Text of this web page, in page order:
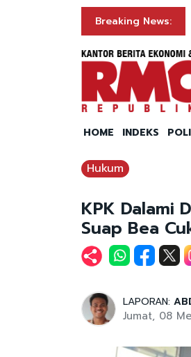
Breaking News:
HOME INDEKS
Hukum
KPK Dalami
Suap Bea
LAPORAN:
Jumat, 08